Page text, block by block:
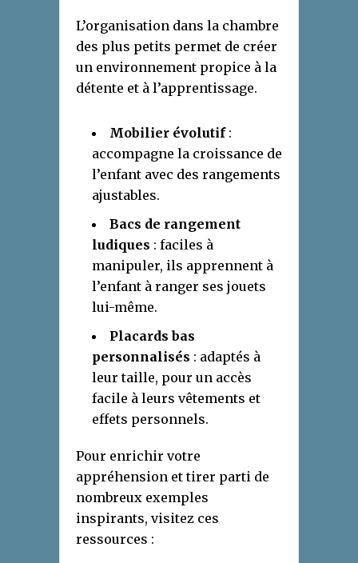
L’organisation dans la chambre
des plus petits permet de créer
un environnement propice à la
détente et à l’apprentissage.
Mobilier évolutif:
accompagne la croissance de
l’enfant avec des rangements
ajustables.
Bacs de rangement
ludiques : faciles à
manipuler, ils apprennent à
l’enfant à ranger ses jouets
lui-même.
Placards bas
personnalisés : adaptés à
leur taille, pour un accès
facile à leurs vêtements et
effets personnels.
Pour enrichir votre
appréhension et tirer parti de
nombreux exemples
inspirants, visitez ces
ressources :